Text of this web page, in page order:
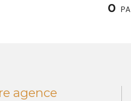
0
agence